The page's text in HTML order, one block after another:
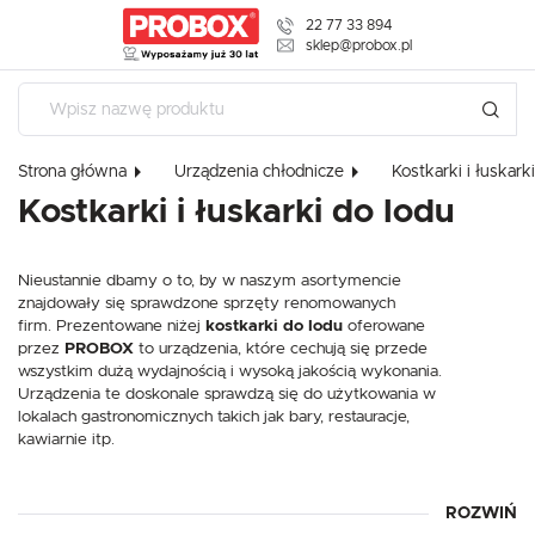
22 77 33 894
sklep@probox.pl
Strona główna Urządzenia chłodnicze Kostkarki i łuskarki
Kostkarki i łuskarki do lodu
Nieustannie dbamy o to, by w naszym asortymencie
znajdowały się sprawdzone sprzęty renomowanych
firm. Prezentowane niżej kostkarki do lodu oferowane
przez PROBOX to urządzenia, które cechują się przede
wszystkim dużą wydajnością i wysoką jakością wykonania.
Urządzenia te doskonale sprawdzą się do użytkowania w
lokalach gastronomicznych takich jak bary, restauracje,
kawiarnie itp.
W zależności od preferencji klienta w ofercie posiadamy
ROZWIŃ
USTAWIENIA
lub zaakceptować je wszystkie. W dowolnym momencie możesz
dokonać zmiany swoich ustawień.
Niezbędne
Niezbędne pliki cookies służą do prawidłowego funkcjonowania strony
internetowej i umożliwiają Ci komfortowe korzystanie z oferowanych przez nas
wypełniania formularzy. Dzięki plikom cookies strona, z której korzystasz, może
USTAWIENIA REGIONALNE
Lokalizacja
Polska
polski
Polski złoty (PLN)